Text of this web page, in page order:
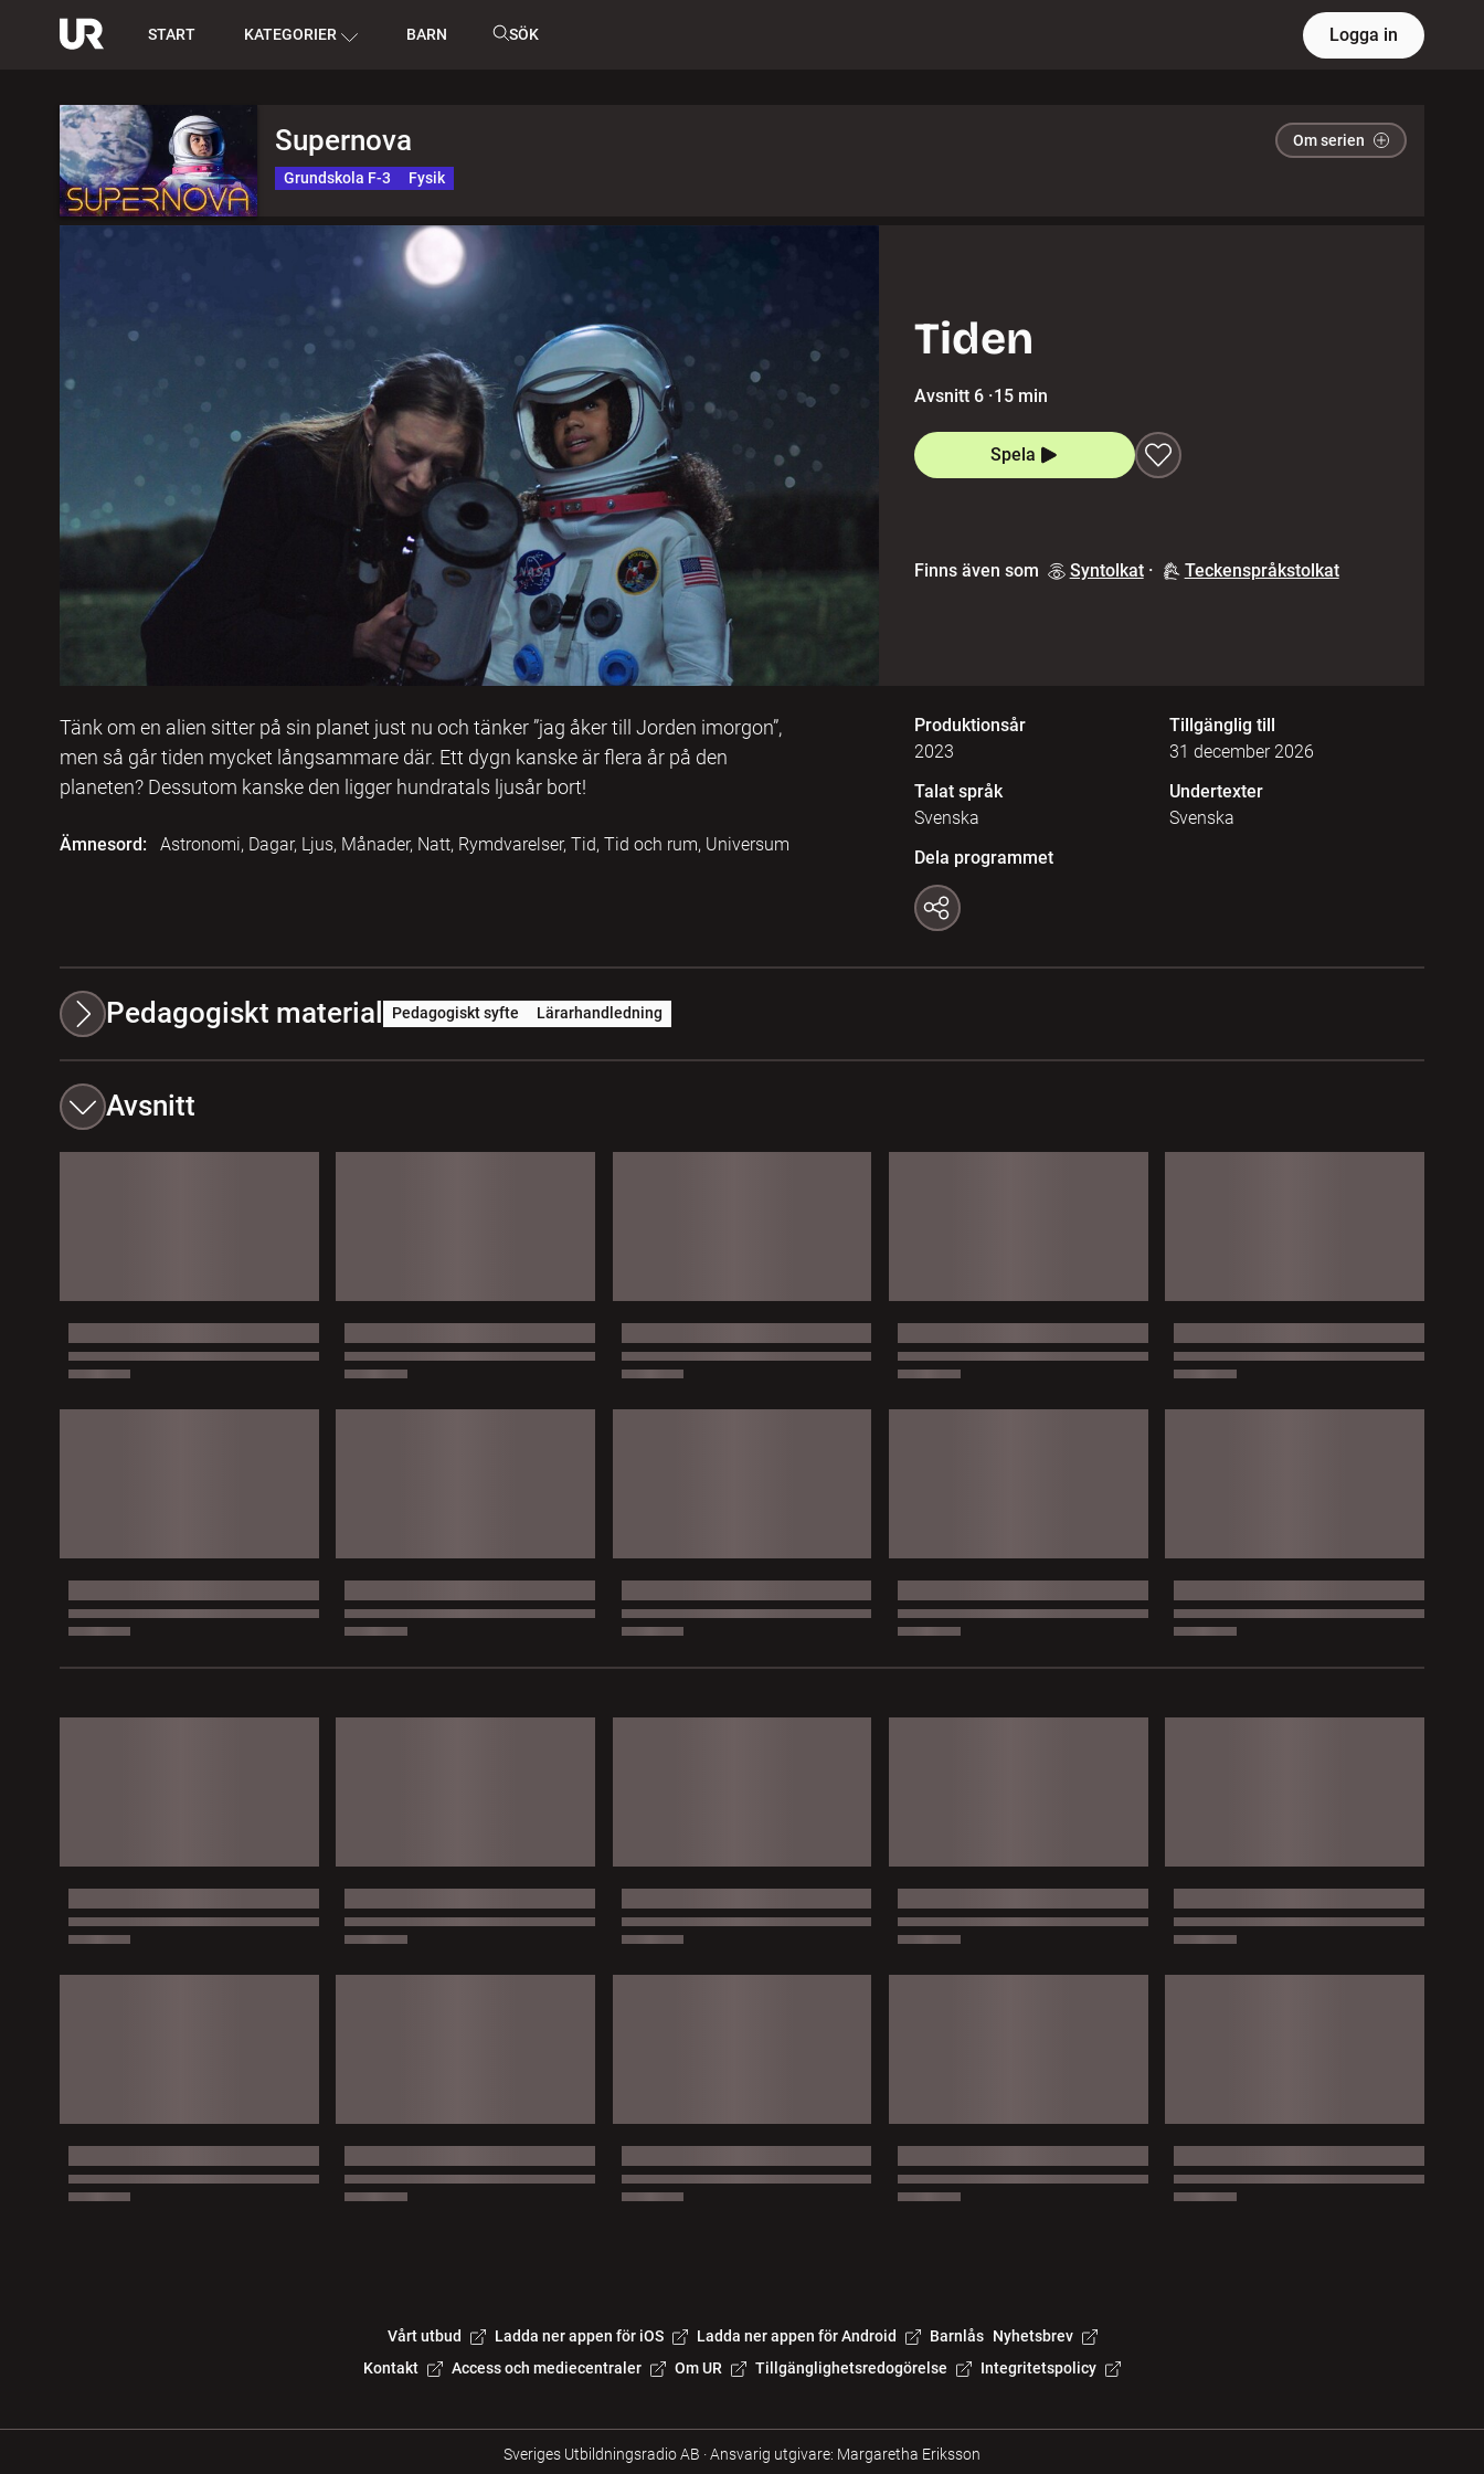
START KATEGORIER BARN SÖK Logga in
Supernova Om serien
Grundskola F-3 Fysik
Tiden
Avsnitt 6 ·15 min
Spela
Finns även som Syntolkat · Teckenspråkstolkat
Tänk om en alien sitter på sin planet just nu och tänker ”jag åker till Jorden imorgon”,
men så går tiden mycket långsammare där. Ett dygn kanske är flera år på den
planeten? Dessutom kanske den ligger hundratals ljusår bort!
Ämnesord: Astronomi, Dagar, Ljus, Månader, Natt, Rymdvarelser, Tid, Tid och rum, Universum
Produktionsår
2023
Tillgänglig till
31 december 2026
Talat språk
Svenska
Undertexter
Svenska
Dela programmet
Pedagogiskt material Pedagogiskt syfte Lärarhandledning
Avsnitt
Vårt utbud Ladda ner appen för iOS Ladda ner appen för Android Barnlås Nyhetsbrev
Kontakt
Access och mediecentraler Om UR Tillgänglighetsredogörelse Integritetspolicy
Sveriges Utbildningsradio AB ·Ansvarig utgivare: Margaretha Eriksson